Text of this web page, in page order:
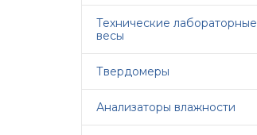
Технические лабораторные
весы
Твердомеры
Анализаторы влажности